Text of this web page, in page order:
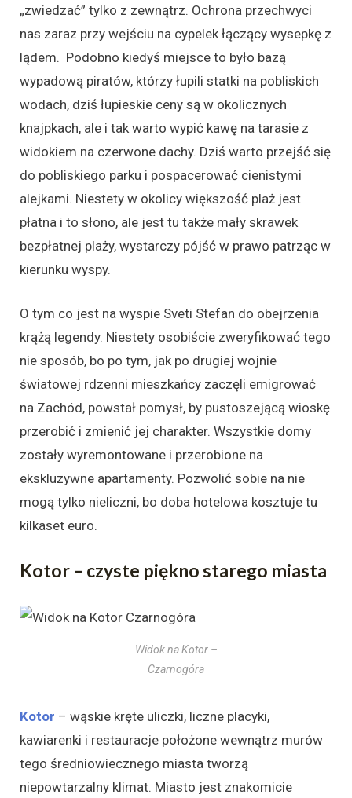
„zwiedzać” tylko z zewnątrz. Ochrona przechwyci
nas zaraz przy wejściu na cypelek łączący wysepkę z
lądem. Podobno kiedyś miejsce to było bazą
wypadową piratów, którzy łupili statki na pobliskich
wodach, dziś łupieskie ceny są w okolicznych
knajpkach, ale i tak warto wypić kawę na tarasie z
widokiem na czerwone dachy. Dziś warto przejść się
do pobliskiego parku i pospacerować cienistymi
alejkami. Niestety w okolicy większość plaż jest
płatna i to słono, ale jest tu także mały skrawek
bezpłatnej plaży, wystarczy pójść w prawo patrząc w
kierunku wyspy.
O tym co jest na wyspie Sveti Stefan do obejrzenia
krążą legendy. Niestety osobiście zweryfikować tego
nie sposób, bo po tym, jak po drugiej wojnie
światowej rdzenni mieszkańcy zaczęli emigrować
na Zachód, powstał pomysł, by pustoszejącą wioskę
przerobić i zmienić jej charakter. Wszystkie domy
zostały wyremontowane i przerobione na
ekskluzywne apartamenty. Pozwolić sobie na nie
mogą tylko nieliczni, bo doba hotelowa kosztuje tu
kilkaset euro.
Kotor – czyste piękno starego miasta
Widok na Kotor –
Czarnogóra
Kotor – wąskie kręte uliczki, liczne placyki,
kawiarenki i restauracje położone wewnątrz murów
tego średniowiecznego miasta tworzą
niepowtarzalny klimat. Miasto jest znakomicie